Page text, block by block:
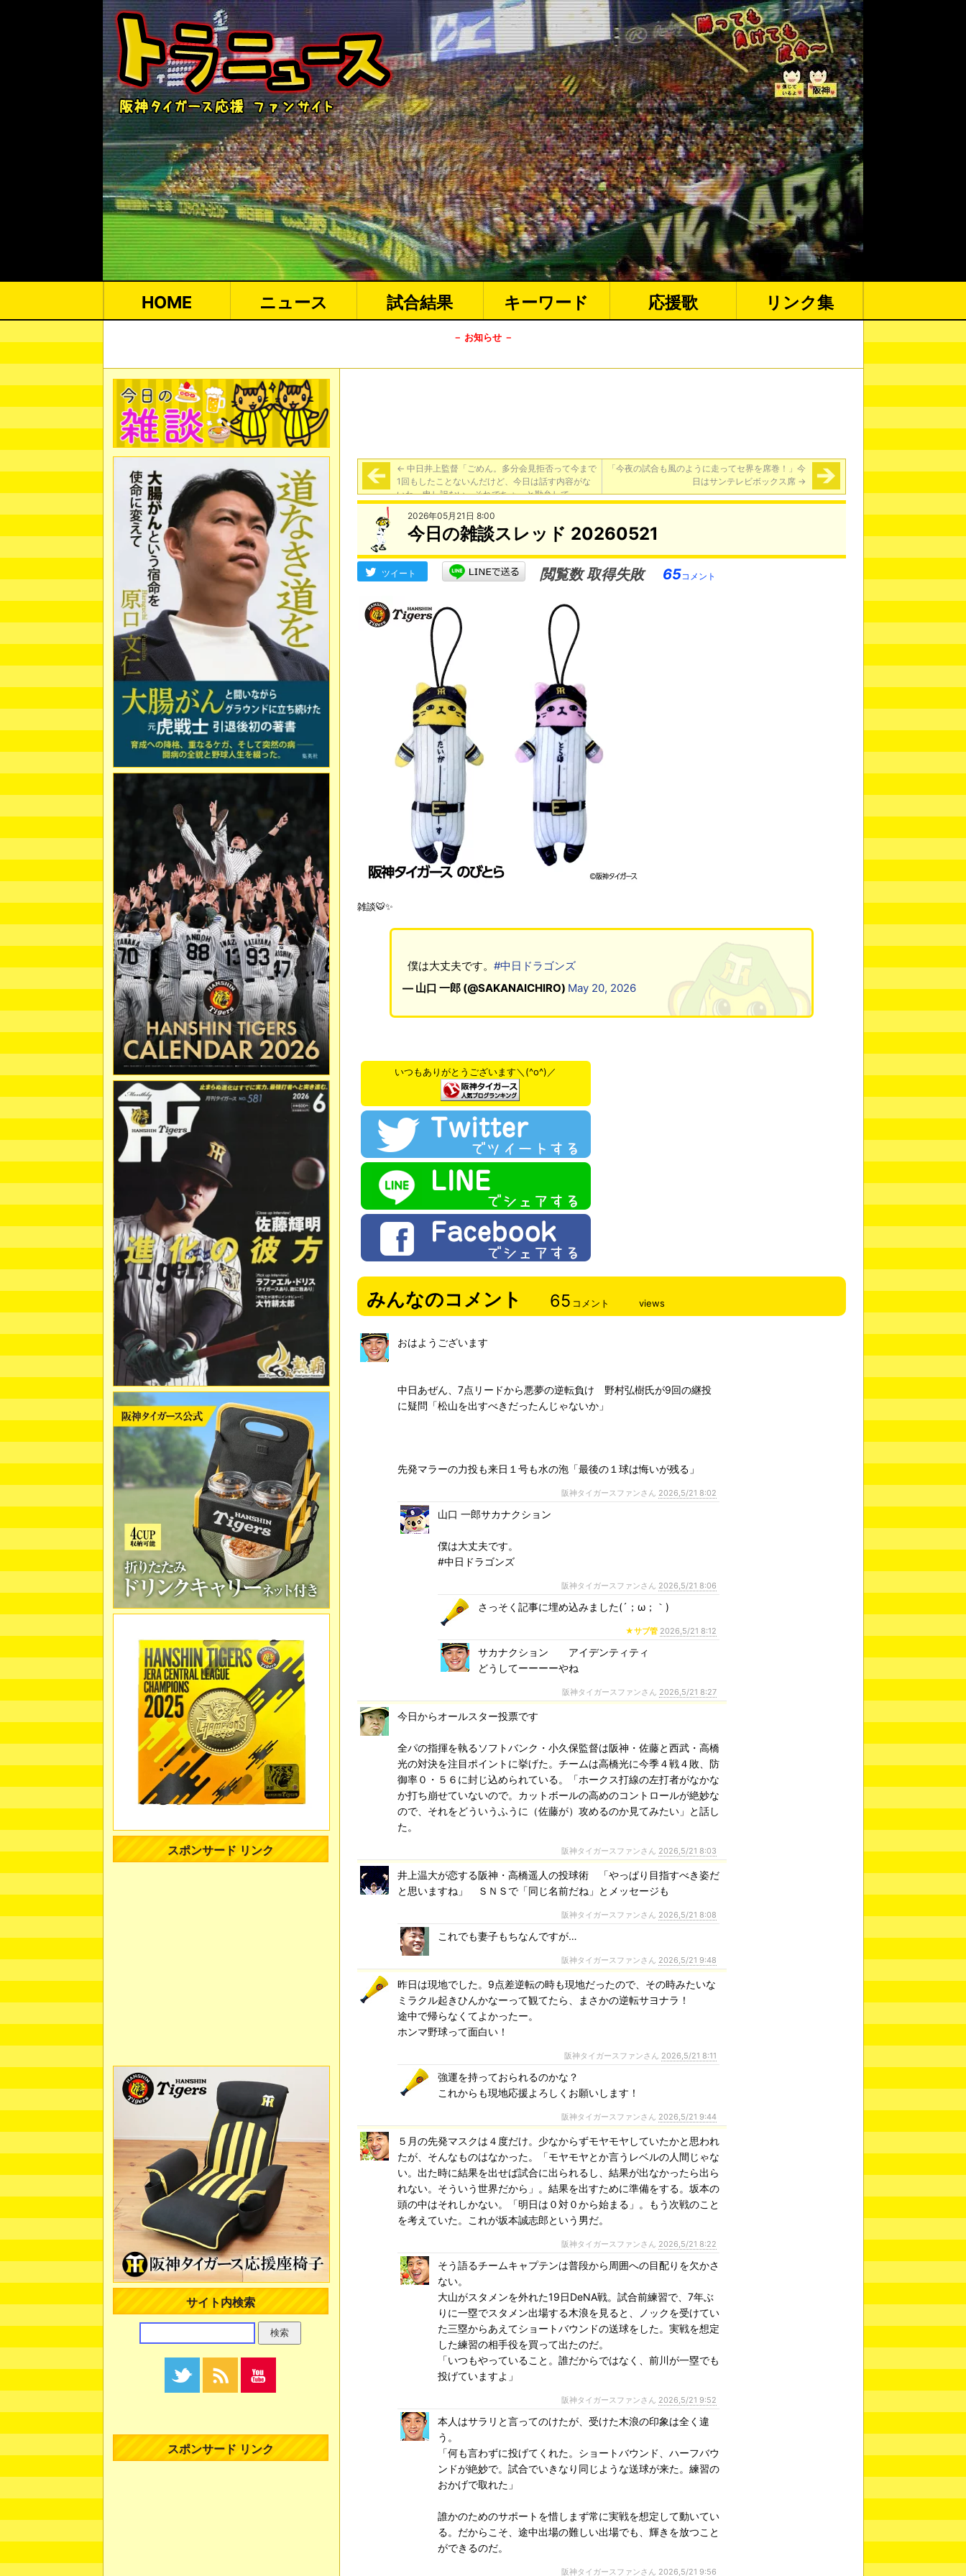
HOME ニュース 試合結果 キーワード 応援歌 リンク集
－ お知らせ －
← 中日井上監督「ごめん。多分会見拒否って今まで
1回もしたことないんだけど、今日は話す内容がな
いわ。申し訳ない。それでちょっと勘弁して」
「今夜の試合も風のように走ってセ界を席巻！」今
日はサンテレビボックス席 →
2026年05月21日 8:00
今日の雑談スレッド 20260521
ツイート 閲覧数 取得失敗 65コメント
雑談🐯✨
僕は大丈夫です。 #中日ドラゴンズ
— 山口 一郎 (@SAKANAICHIRO) May 20, 2026
いつもありがとうございます＼(^o^)／
みんなのコメント 65 コメント views
おはようございます
中日あぜん、7点リードから悪夢の逆転負け 野村弘樹氏が9回の継投
に疑問「松山を出すべきだったんじゃないか」
先発マラーの力投も来日１号も水の泡「最後の１球は悔いが残る」
阪神タイガースファンさん 2026,5/21 8:02
山口 一郎サカナクション
僕は大丈夫です。
#中日ドラゴンズ
阪神タイガースファンさん 2026,5/21 8:06
さっそく記事に埋め込みました(´；ω；｀)
★サブ管 2026,5/21 8:12
サカナクション アイデンティティ
どうしてーーーーやね
阪神タイガースファンさん 2026,5/21 8:27
今日からオールスター投票です
全パの指揮を執るソフトバンク・小久保監督は阪神・佐藤と西武・高橋
光の対決を注目ポイントに挙げた。チームは高橋光に今季４戦４敗、防
御率０・５６に封じ込められている。「ホークス打線の左打者がなかな
か打ち崩せていないので。カットボールの高めのコントロールが絶妙な
ので、それをどういうふうに（佐藤が）攻めるのか見てみたい」と話し
た。
阪神タイガースファンさん 2026,5/21 8:03
井上温大が恋する阪神・高橋遥人の投球術 「やっぱり目指すべき姿だ
と思いますね」 ＳＮＳで「同じ名前だね」とメッセージも
阪神タイガースファンさん 2026,5/21 8:08
これでも妻子もちなんですが…
阪神タイガースファンさん 2026,5/21 9:48
昨日は現地でした。9点差逆転の時も現地だったので、その時みたいな
ミラクル起きひんかなーって観てたら、まさかの逆転サヨナラ！
途中で帰らなくてよかったー。
ホンマ野球って面白い！
阪神タイガースファンさん 2026,5/21 8:11
強運を持っておられるのかな？
これからも現地応援よろしくお願いします！
阪神タイガースファンさん 2026,5/21 9:44
５月の先発マスクは４度だけ。少なからずモヤモヤしていたかと思われ
たが、そんなものはなかった。「モヤモヤとか言うレベルの人間じゃな
い。出た時に結果を出せば試合に出られるし、結果が出なかったら出ら
れない。そういう世界だから」。結果を出すために準備をする。坂本の
頭の中はそれしかない。「明日は０対０から始まる」。もう次戦のこと
を考えていた。これが坂本誠志郎という男だ。
阪神タイガースファンさん 2026,5/21 8:22
そう語るチームキャプテンは普段から周囲への目配りを欠かさ
ない。
大山がスタメンを外れた19日DeNA戦。試合前練習で、7年ぶ
りに一塁でスタメン出場する木浪を見ると、ノックを受けてい
た三塁からあえてショートバウンドの送球をした。実戦を想定
した練習の相手役を買って出たのだ。
「いつもやっていること。誰だからではなく、前川が一塁でも
投げていますよ」
阪神タイガースファンさん 2026,5/21 9:52
本人はサラリと言ってのけたが、受けた木浪の印象は全く違
う。
「何も言わずに投げてくれた。ショートバウンド、ハーフバウ
ンドが絶妙で。試合でいきなり同じような送球が来た。練習の
おかげで取れた」
誰かのためのサポートを惜しまず常に実戦を想定して動いてい
る。だからこそ、途中出場の難しい出場でも、輝きを放つこと
ができるのだ。
阪神タイガースファンさん 2026,5/21 9:56
スポンサード リンク
サイト内検索
スポンサード リンク